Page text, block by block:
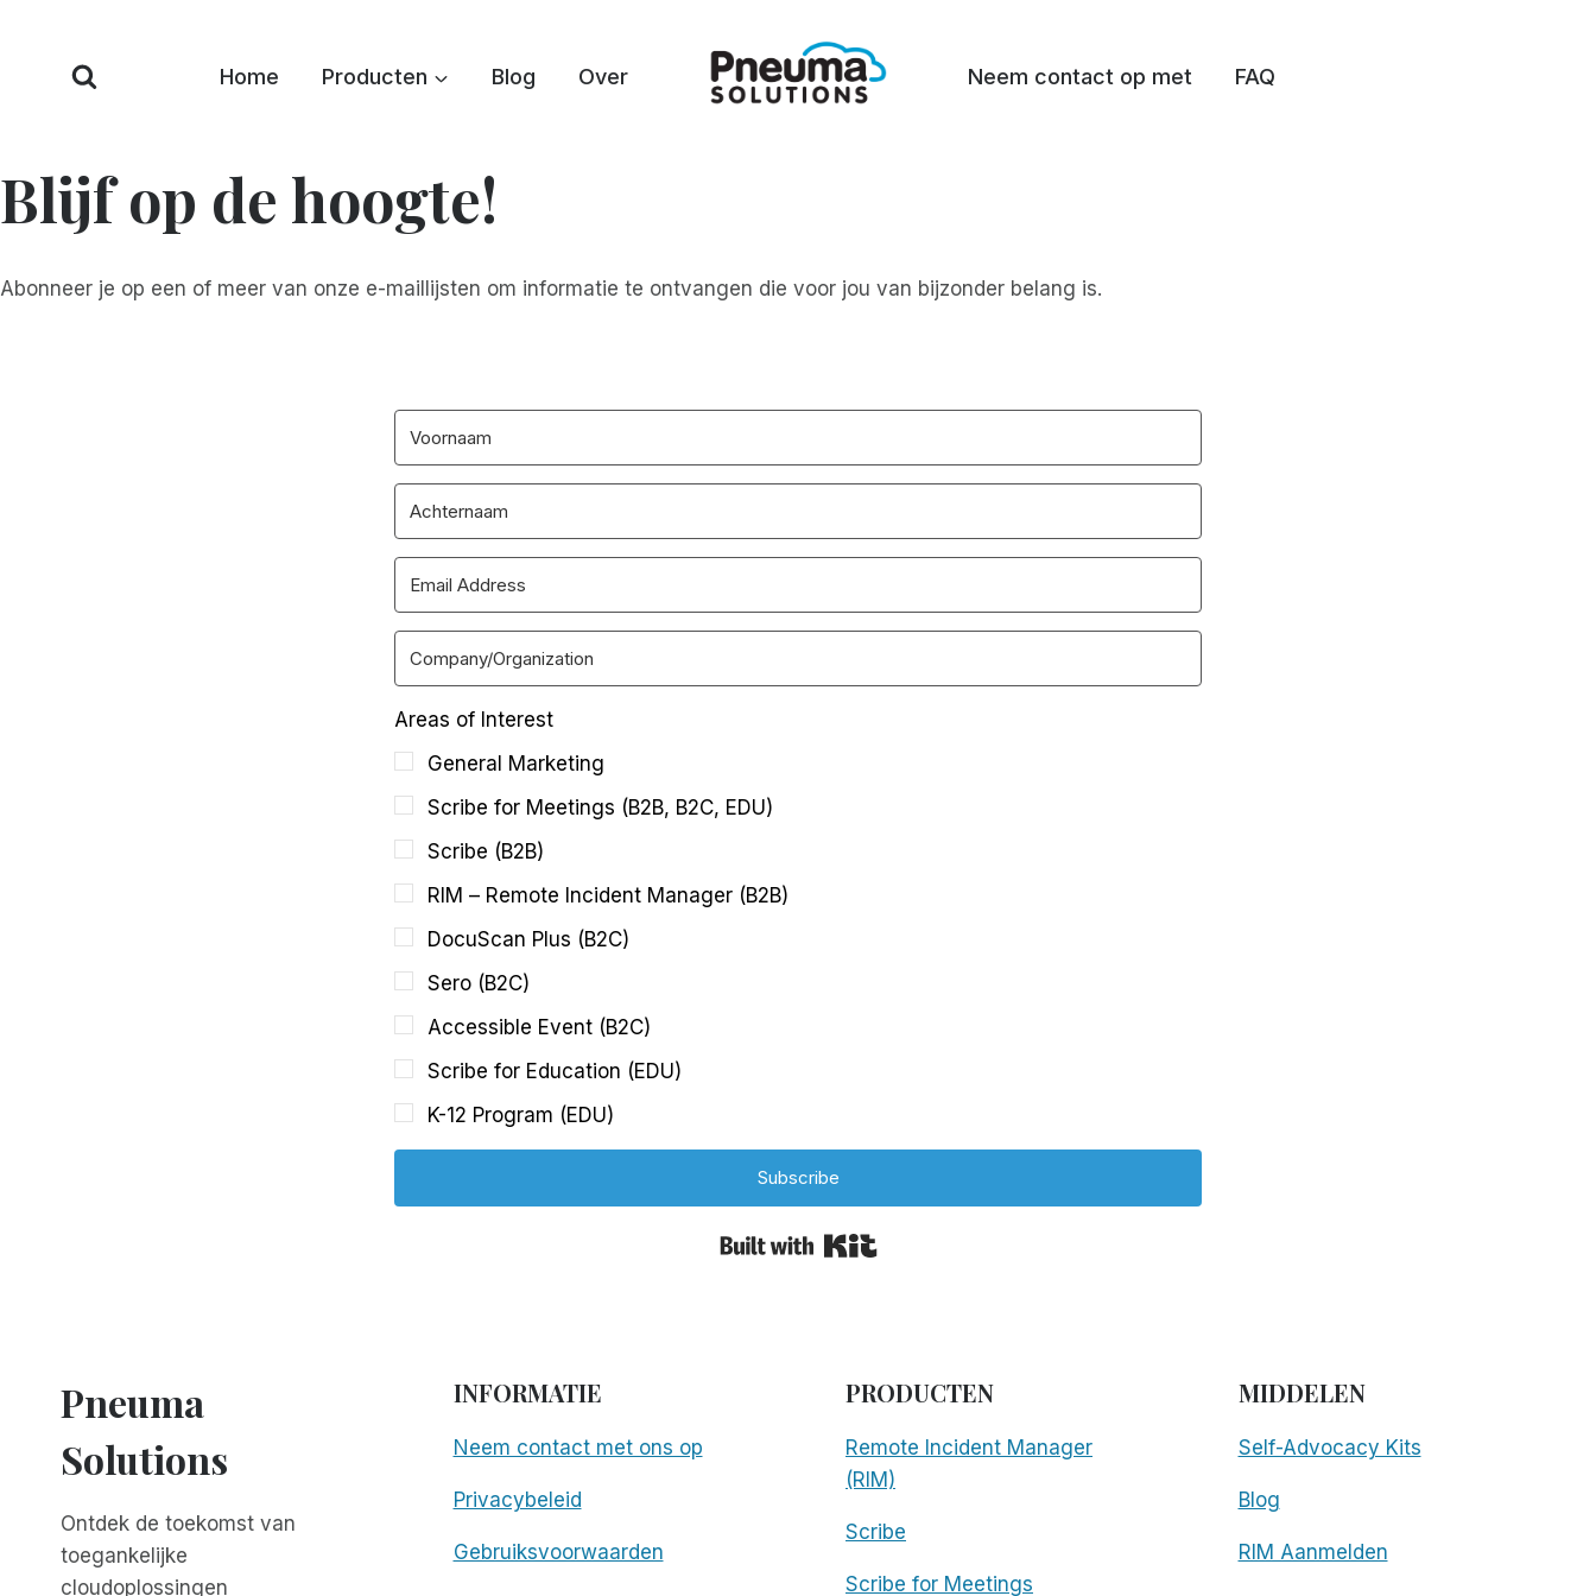
Home Producten Blog Over Neem contact op met FAQ
Blijf op de hoogte!
Abonneer je op een of meer van onze e-maillijsten om informatie te ontvangen die voor jou van bijzonder belang is.
Areas of Interest
General Marketing
Scribe for Meetings (B2B, B2C, EDU)
Scribe (B2B)
RIM – Remote Incident Manager (B2B)
DocuScan Plus (B2C)
Sero (B2C)
Accessible Event (B2C)
Scribe for Education (EDU)
K-12 Program (EDU)
Subscribe
Pneuma
Solutions
Ontdek de toekomst van
toegankelijke
cloudoplossingen
INFORMATIE
Neem contact met ons op
Privacybeleid
Gebruiksvoorwaarden
PRODUCTEN
Remote Incident Manager
(RIM)
Scribe
Scribe for Meetings
MIDDELEN
Self-Advocacy Kits
Blog
RIM Aanmelden